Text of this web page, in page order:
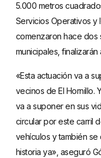
5.000 metros
Servicios Operativos y
comenzaron hace dos
municipales, finalizarán
«Esta actuación va a
vecinos de El Hornillo.
va a suponer en sus
circular por este carril
vehículos y también
historia ya», aseguró